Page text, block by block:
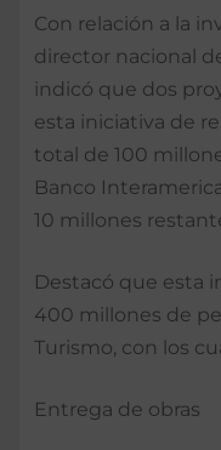
Con relación a la
director nacional
indicó que dos
esta iniciativa de
total de 100
Banco
10 millones
Destacó que esta
400 millones de
Turismo, con los
Entrega de obras